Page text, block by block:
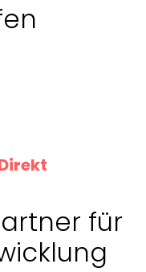
für